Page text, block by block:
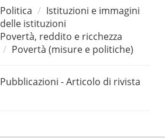
Politica
Istituzioni e immagini
delle istituzioni
Povertà, reddito e ricchezza
Povertà (misure e politiche)
Pubblicazioni - Articolo di rivista